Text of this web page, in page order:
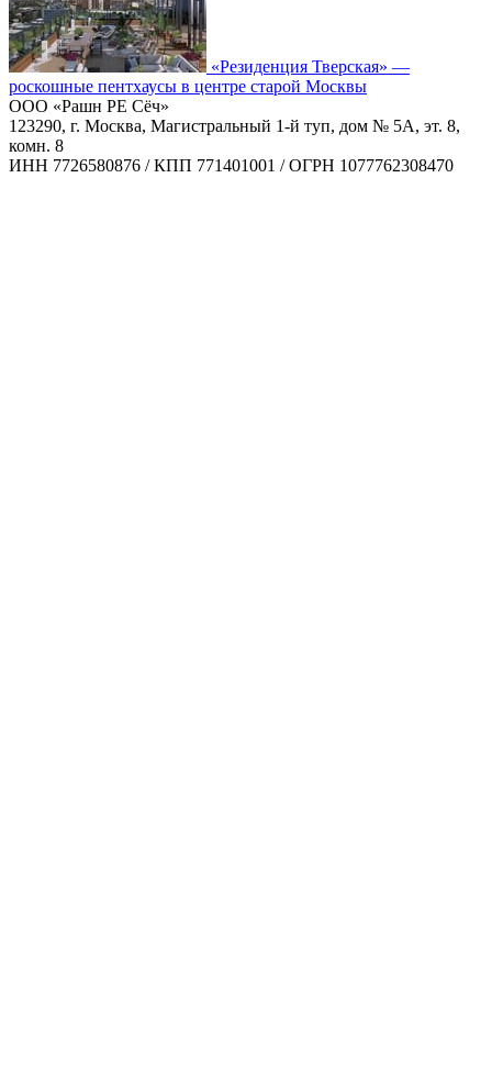
«Резиденция Тверская» —
роскошные пентхаусы в центре старой Москвы
ООО «Рашн РЕ Сёч»
123290, г. Москва, Магистральный 1-й туп, дом № 5А, эт. 8,
комн. 8
ИНН 7726580876 / КПП 771401001 / ОГРН 1077762308470